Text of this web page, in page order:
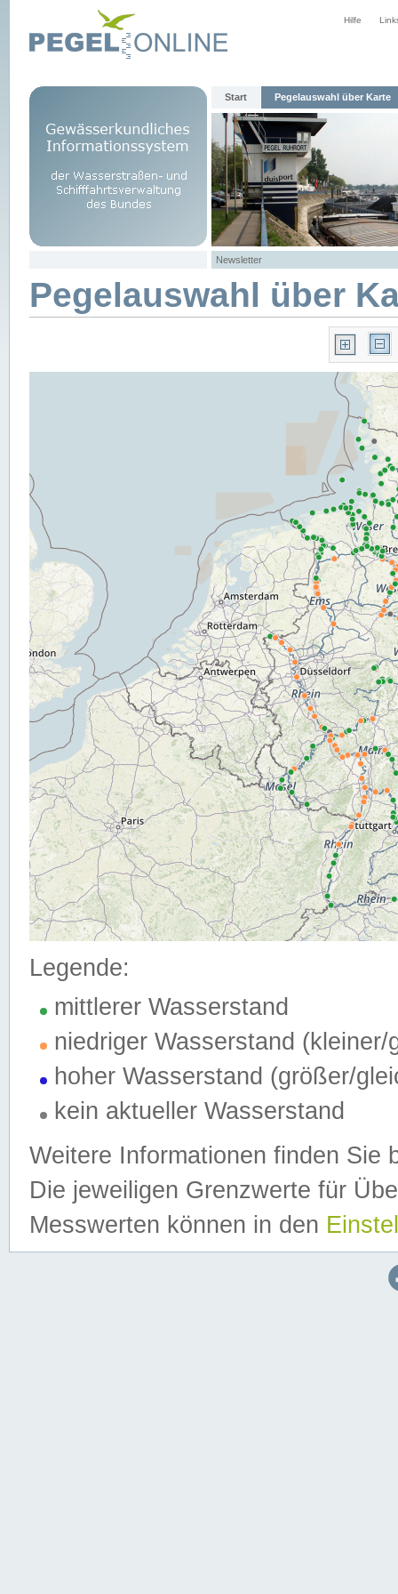
Hilfe
Start Pegelauswahl über Karte
Newsletter
Pegelauswahl über
Legende:
mittlerer Wasserstand
niedriger Wasserstand (kleiner/
hoher Wasserstand (größer/
kein aktueller Wasserstand
Weitere Informationen finden Sie
Die jeweiligen Grenzwerte für
Messwerten können in den